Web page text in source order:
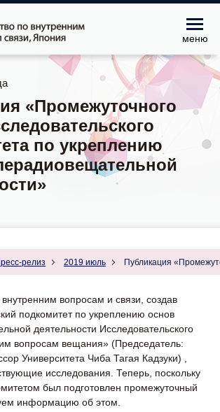
меню
релиз 2019 июль Публикация
«Промежуточного
по укреплению
вопросам и связи, создав
подкомитет по укреплению основ
деятельности Исследовательского
вопросам вещания» (Председатель:
Университета Чиба Тагая Кадзуки) ,
исследования. Теперь, поскольку
был подготовлен промежуточный
информацию об этом.